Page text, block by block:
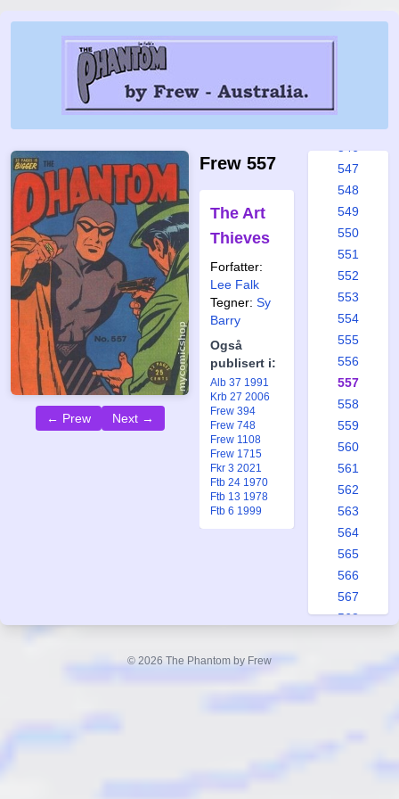
← Prew Next →
Frew 557
The Art
Thieves
Forfatter:
Lee Falk
Tegner: Sy
Barry
Også
publisert i:
Alb 37 1991
Krb 27 2006
Frew 394
Frew 748
Frew 1108
Frew 1715
Fkr 3 2021
Ftb 24 1970
Ftb 13 1978
Ftb 6 1999
540
547
548
549
550
551
552
553
554
555
556
557
558
559
560
561
562
563
564
565
566
567
568
© 2026 The Phantom by Frew